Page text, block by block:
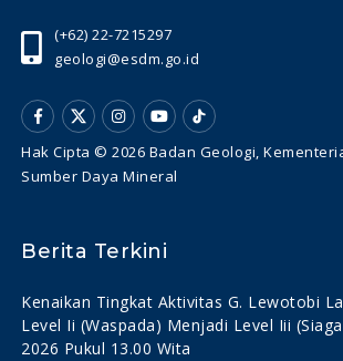
(+62) 22-7215297
geologi@esdm.go.id
Hak Cipta © 2026 Badan Geologi,
Sumber Daya Mineral
Berita Terkini
Kenaikan Tingkat Aktivitas G. Lewotobi
Level Ii (waspada) Menjadi Level Iii
2026 Pukul 13.00 Wita